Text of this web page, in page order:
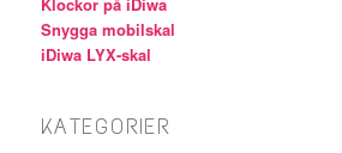
Snygga mobilskal
iDiwa LYX-skal
KATEGORIER